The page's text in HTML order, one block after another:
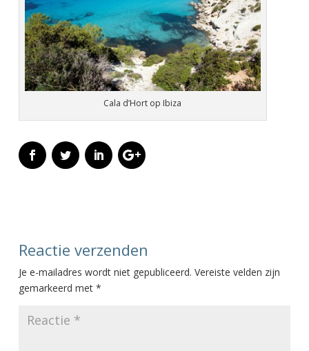
Cala d’Hort op Ibiza
Reactie verzenden
Je e-mailadres wordt niet gepubliceerd. Vereiste velden zijn
gemarkeerd met *